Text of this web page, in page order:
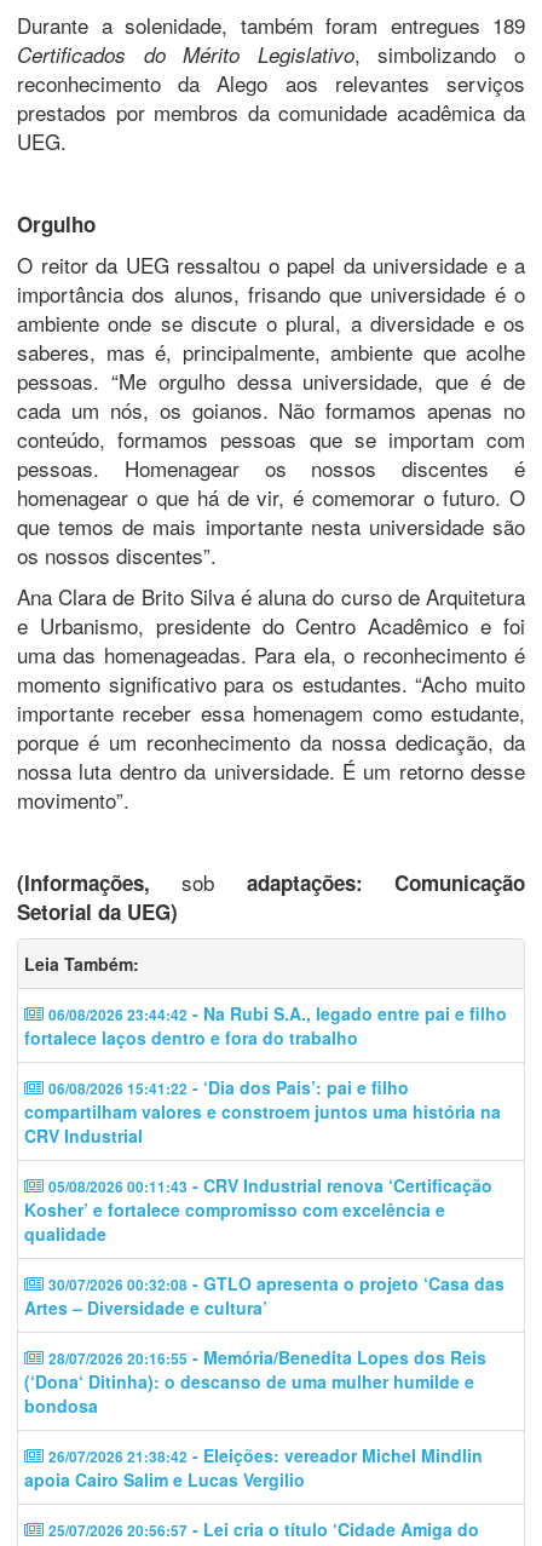
Durante a solenidade, também foram entregues 189
Certificados do Mérito Legislativo, simbolizando o
reconhecimento da Alego aos relevantes serviços
prestados por membros da comunidade acadêmica da
UEG.
Orgulho
O reitor da UEG ressaltou o papel da universidade e a
importância dos alunos, frisando que universidade é o
ambiente onde se discute o plural, a diversidade e os
saberes, mas é, principalmente, ambiente que acolhe
pessoas. “Me orgulho dessa universidade, que é de
cada um nós, os goianos. Não formamos apenas no
conteúdo, formamos pessoas que se importam com
pessoas. Homenagear os nossos discentes é
homenagear o que há de vir, é comemorar o futuro. O
que temos de mais importante nesta universidade são
os nossos discentes”.
Ana Clara de Brito Silva é aluna do curso de Arquitetura
e Urbanismo, presidente do Centro Acadêmico e foi
uma das homenageadas. Para ela, o reconhecimento é
momento significativo para os estudantes. “Acho muito
importante receber essa homenagem como estudante,
porque é um reconhecimento da nossa dedicação, da
nossa luta dentro da universidade. É um retorno desse
movimento”.
(Informações,sob adaptações: Comunicação
Setorial da UEG)
Leia Também:
06/08/2026 23:44:42 - Na Rubi S.A., legado entre pai e filho
fortalece laços dentro e fora do trabalho
06/08/2026 15:41:22 - ‘Dia dos Pais’: pai e filho
compartilham valores e constroem juntos uma história na
CRV Industrial
05/08/2026 00:11:43 - CRV Industrial renova ‘Certificação
Kosher’ e fortalece compromisso com excelência e
qualidade
30/07/2026 00:32:08 - GTLO apresenta o projeto ‘Casa das
Artes – Diversidade e cultura’
28/07/2026 20:16:55 - Memória/Benedita Lopes dos Reis
(‘Dona‘ Ditinha): o descanso de uma mulher humilde e
bondosa
26/07/2026 21:38:42 - Eleições: vereador Michel Mindlin
apoia Cairo Salim e Lucas Vergilio
25/07/2026 20:56:57 - Lei cria o título ‘Cidade Amiga do